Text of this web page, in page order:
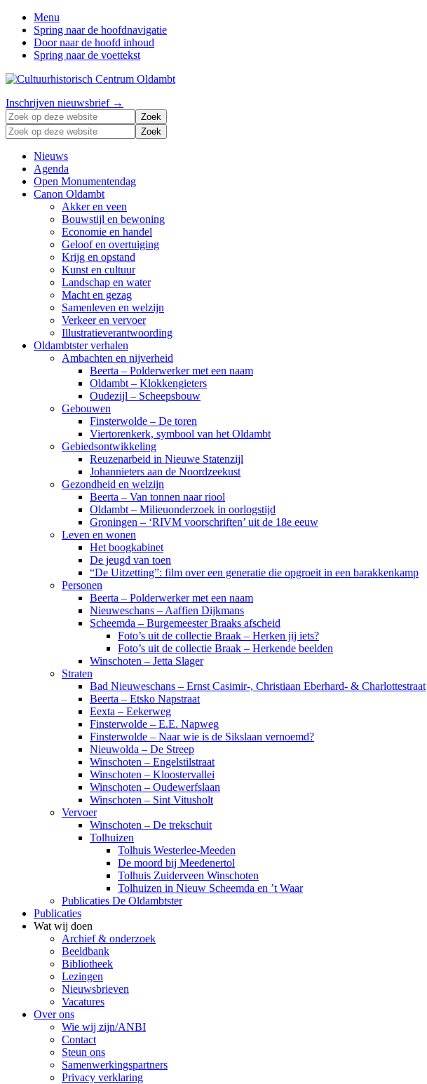
Menu
Spring naar de hoofdnavigatie
Door naar de hoofd inhoud
Spring naar de voettekst
Zonder
verleden
geen
toekomst
Header
Right
Inschrijven nieuwsbrief →
Zoek
op
deze
website
Zoek
op
deze
website
Nieuws
Agenda
Open Monumentendag
Canon Oldambt
Akker en veen
Bouwstijl en bewoning
Economie en handel
Geloof en overtuiging
Krijg en opstand
Kunst en cultuur
Landschap en water
Macht en gezag
Samenleven en welzijn
Verkeer en vervoer
Illustratieverantwoording
Oldambtster verhalen
Ambachten en nijverheid
Beerta – Polderwerker met een naam
Oldambt – Klokkengieters
Oudezijl – Scheepsbouw
Gebouwen
Finsterwolde – De toren
Viertorenkerk, symbool van het Oldambt
Gebiedsontwikkeling
Reuzenarbeid in Nieuwe Statenzijl
Johannieters aan de Noordzeekust
Gezondheid en welzijn
Beerta – Van tonnen naar riool
Oldambt – Milieuonderzoek in oorlogstijd
Groningen – ‘RIVM voorschriften’ uit de 18e eeuw
Leven en wonen
Het boogkabinet
De jeugd van toen
“De Uitzetting”: film over een generatie die opgroeit in een barakkenkamp
Personen
Beerta – Polderwerker met een naam
Nieuweschans – Aaffien Dijkmans
Scheemda – Burgemeester Braaks afscheid
Foto’s uit de collectie Braak – Herken jij iets?
Foto’s uit de collectie Braak – Herkende beelden
Winschoten – Jetta Slager
Straten
Bad Nieuweschans – Ernst Casimir-, Christiaan Eberhard- & Charlottestraat
Beerta – Etsko Napstraat
Eexta – Eekerweg
Finsterwolde – E.E. Napweg
Finsterwolde – Naar wie is de Sikslaan vernoemd?
Nieuwolda – De Streep
Winschoten – Engelstilstraat
Winschoten – Kloostervallei
Winschoten – Oudewerfslaan
Winschoten – Sint Vitusholt
Vervoer
Winschoten – De trekschuit
Tolhuizen
Tolhuis Westerlee-Meeden
De moord bij Meedenertol
Tolhuis Zuiderveen Winschoten
Tolhuizen in Nieuw Scheemda en ’t Waar
Publicaties De Oldambtster
Publicaties
Wat wij doen
Archief & onderzoek
Beeldbank
Bibliotheek
Lezingen
Nieuwsbrieven
Vacatures
Over ons
Wie wij zijn/ANBI
Contact
Steun ons
Samenwerkingspartners
Privacy verklaring